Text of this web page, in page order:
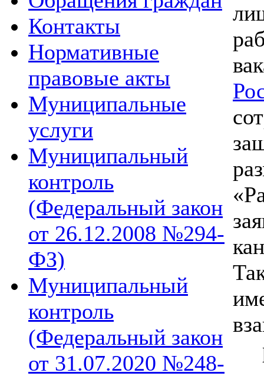
Контакты
Нормативные
правовые акты
Муниципальные
услуги
Муниципальный
контроль
(Федеральный закон
от 26.12.2008 №294-
ФЗ)
Муниципальный
контроль
(Федеральный закон
от 31.07.2020 №248-